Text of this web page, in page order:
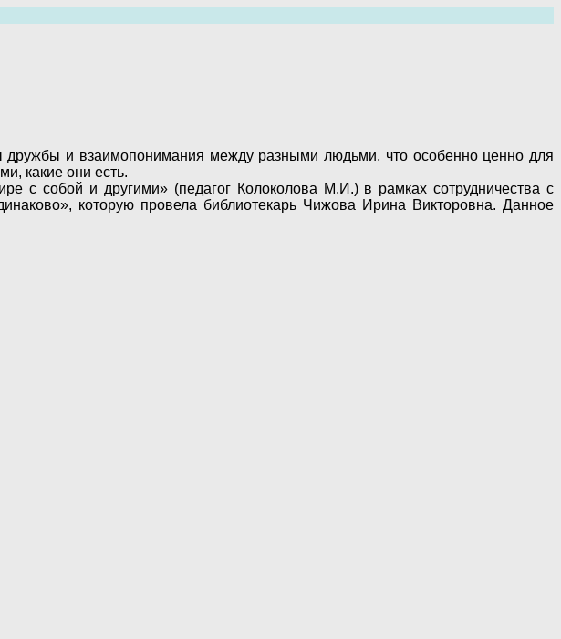
и взаимопонимания между разными людьми, что особенно ценно для
какие они есть.
с собой и другими» (педагог Колоколова М.И.) в рамках сотрудничества с
которую провела библиотекарь Чижова Ирина Викторовна. Данное